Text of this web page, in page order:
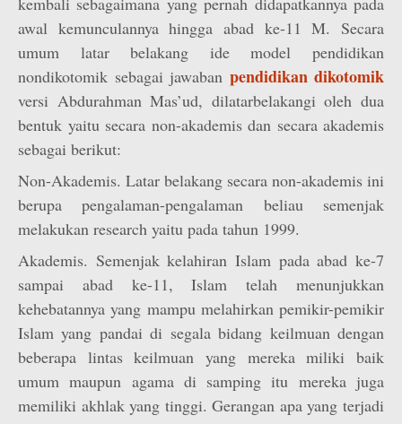
awal kemunculannya hingga abad ke-11 M. Secara
umum latar belakang ide model pendidikan
nondikotomik sebagai jawaban pendidikan dikotomik
versi Abdurahman Mas’ud, dilatarbelakangi oleh dua
bentuk yaitu secara non-akademis dan secara akademis
sebagai berikut:
Non-Akademis. Latar belakang secara non-akademis ini
berupa pengalaman-pengalaman beliau semenjak
melakukan research yaitu pada tahun 1999.
Akademis. Semenjak kelahiran Islam pada abad ke-7
sampai abad ke-11, Islam telah menunjukkan
kehebatannya yang mampu melahirkan pemikir-pemikir
Islam yang pandai di segala bidang keilmuan dengan
beberapa lintas keilmuan yang mereka miliki baik
umum maupun agama di samping itu mereka juga
memiliki akhlak yang tinggi. Gerangan apa yang terjadi